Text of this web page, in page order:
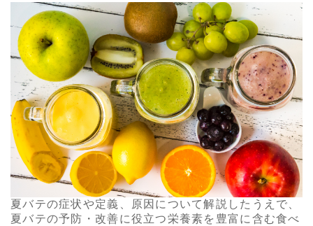
夏バテの症状や定義、原因について解説したうえで、
夏バテの予防・改善に役立つ栄養素を豊富に含む食べ